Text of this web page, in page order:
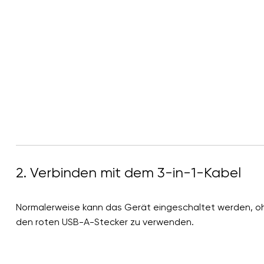
2. Verbinden mit dem 3-in-1-Kabel
Normalerweise kann das Gerät eingeschaltet werden,
den roten USB-A-Stecker zu verwenden.